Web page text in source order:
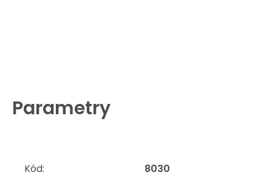
Parametry
Kód: 8030